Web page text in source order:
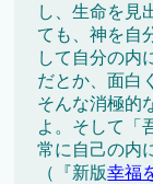
し、生命を見
ても、神を自
して自分の内
だとか、面白
そんな消極的
よ。そして「
常に自己の内
（『新版幸福